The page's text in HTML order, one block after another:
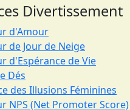
Divertissement
d'Amour
de Jour de Neige
d'Espérance de Vie
Dés
des Illusions Féminines
NPS (Net Promoter Score)